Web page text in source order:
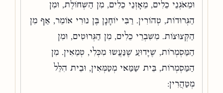
וּמֵאֹגְנֵי כֵלִים, מֵאָזְנֵי כֵלִים, מִן הַשְּׁחוֹלֶת, וּמִן
הַגְּרוּדוֹת, טְהוֹרִין. רַבִּי יוֹחָנָן בֶּן נוּרִי אוֹמֵר, אַף מִן
הַקְּצוּצוֹת. מִשִּׁבְרֵי כֵלִים, מִן הַגְּרוּטִים, וּמִן
הַמַּסְמְרוֹת, שֶׁיָּדוּעַ שֶׁנַּעֲשׂוּ מִכְּלִי, טְמֵאִין. מִן
הַמַּסְמְרוֹת, בֵּית שַׁמַּאי מְטַמְּאִין, וּבֵית הִלֵּל
מְטַהֲרִין: